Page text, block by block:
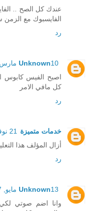
عندك كل الصح ..
الفايسبوك مع الزمن
رد
Unknown10 مارس, 2016 20:42
اصبح الفيس كابوس
كل مافي الامر
رد
خدمات متميزة 21 نوفمبر, 2016 14:14
أزال المؤلف هذا
رد
Unknown13 مايو, 2017 12:43
وانا اضم صوتي